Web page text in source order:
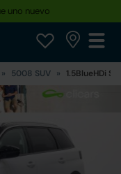
uno nuevo
5008 SUV 1.5BlueHDi